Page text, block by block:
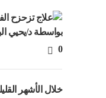
بواسطةد/يحيي
0
خلال الأشهر